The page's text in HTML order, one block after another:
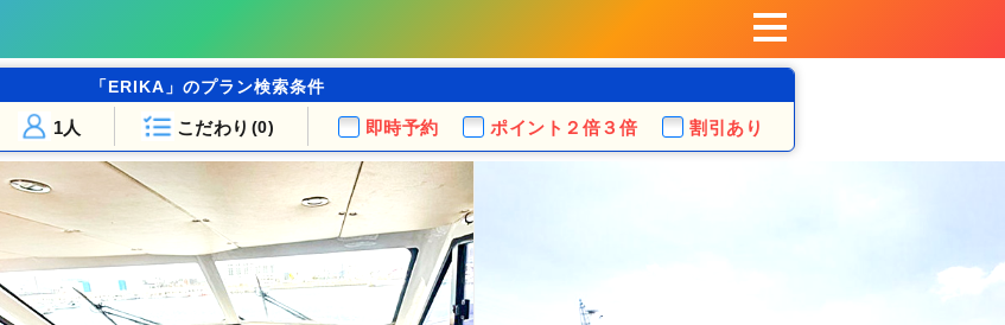
「ERIKA」のプラン検索条件
こだわり (0)
1人 即時予約 ポイント ２倍３倍 割引あり